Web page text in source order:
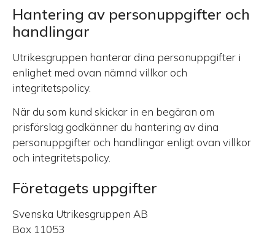
Hantering av personuppgifter och
handlingar
Utrikesgruppen hanterar dina personuppgifter i
enlighet med ovan nämnd villkor och
integritetspolicy.
När du som kund skickar in en begäran om
prisförslag godkänner du hantering av dina
personuppgifter och handlingar enligt ovan villkor
och integritetspolicy.
Företagets uppgifter
Svenska Utrikesgruppen AB
Box 11053